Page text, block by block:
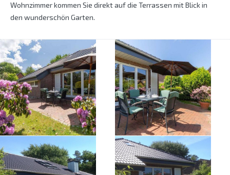
Wohnzimmer kommen Sie direkt auf die Terrassen mit Blick in
den wunderschön Garten.